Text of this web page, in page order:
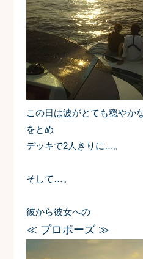
この日は波がとても穏やか
をとめ
デッキで2人きりに…。
そして…。
彼から彼女への
≪ プロポーズ ≫